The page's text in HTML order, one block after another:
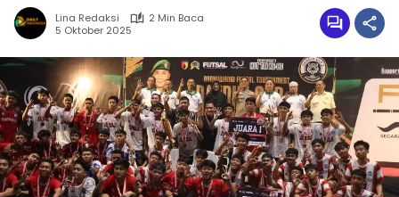
Lina Redaksi
2 Min Baca
5 Oktober 2025